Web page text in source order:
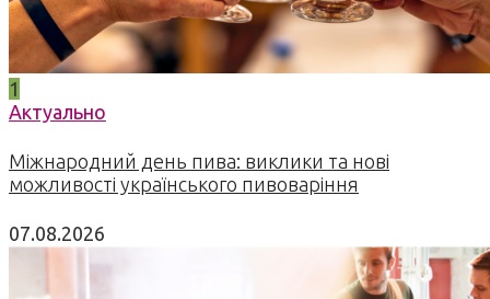
1
Актуально
Міжнародний день пива: виклики та нові
можливості українського пивоваріння
07.08.2026